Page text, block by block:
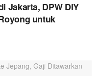
Jakarta, DPW DIY
untuk